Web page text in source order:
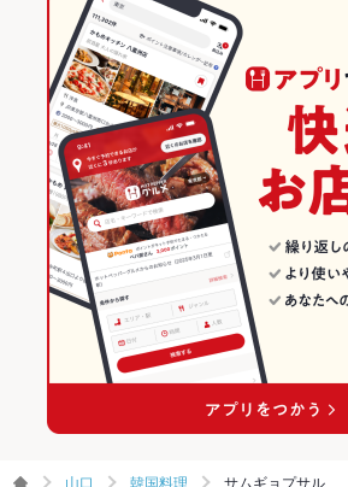
山口 韓国料理 サムギョプサル